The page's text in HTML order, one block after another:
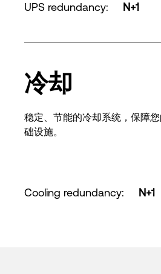
UPS redundancy: N+1
冷却
稳定、节能的冷却系统，保障
础设施。
Cooling redundancy: N+1